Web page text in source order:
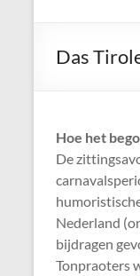
Keien
De
Das
Hoe het
De
Nederland
bijdragen
Tonpraoters